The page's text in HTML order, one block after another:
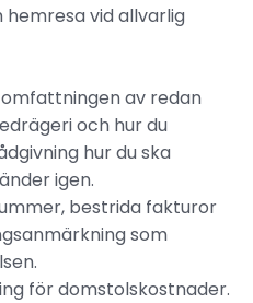
vid allvarlig
av redan
och hur du
hur du ska
igen.
bestrida fakturor
som
för domstolskostnader.